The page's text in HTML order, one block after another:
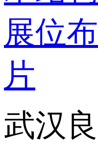
武汉